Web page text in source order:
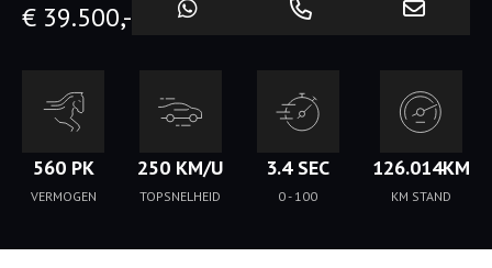
€ 39.500,-
560 PK
VERMOGEN
250 KM/U
TOPSNELHEID
3.4 SEC
0 - 100
126.014KM
KM STAND